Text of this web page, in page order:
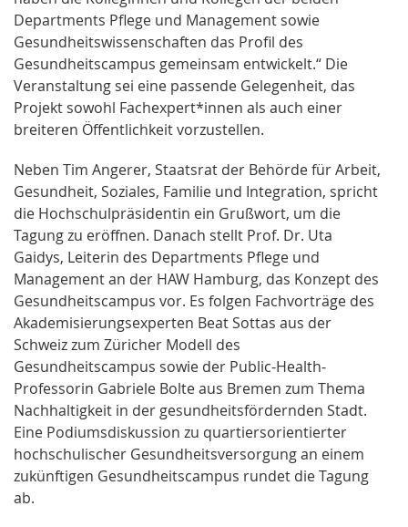
Departments Pflege und Management sowie
Gesundheitswissenschaften das Profil des
Gesundheitscampus gemeinsam entwickelt.“ Die
Veranstaltung sei eine passende Gelegenheit, das
Projekt sowohl Fachexpert*innen als auch einer
breiteren Öffentlichkeit vorzustellen.
Neben Tim Angerer, Staatsrat der Behörde für Arbeit,
Gesundheit, Soziales, Familie und Integration, spricht
die Hochschulpräsidentin ein Grußwort, um die
Tagung zu eröffnen. Danach stellt Prof. Dr. Uta
Gaidys, Leiterin des Departments Pflege und
Management an der HAW Hamburg, das Konzept des
Gesundheitscampus vor. Es folgen Fachvorträge des
Akademisierungsexperten Beat Sottas aus der
Schweiz zum Züricher Modell des
Gesundheitscampus sowie der Public-Health-
Professorin Gabriele Bolte aus Bremen zum Thema
Nachhaltigkeit in der gesundheitsfördernden Stadt.
Eine Podiumsdiskussion zu quartiersorientierter
hochschulischer Gesundheitsversorgung an einem
zukünftigen Gesundheitscampus rundet die Tagung
ab.